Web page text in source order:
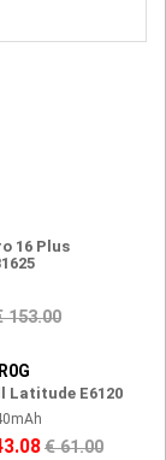
16 Plus
153.00
Latitude E6120
€ 61.00